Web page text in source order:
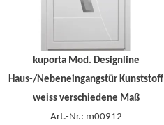
kuporta Mod. Designline
Haus-/Nebeneingangstür Kunststoff
weiss verschiedene Maß
Art.-Nr.: m00912